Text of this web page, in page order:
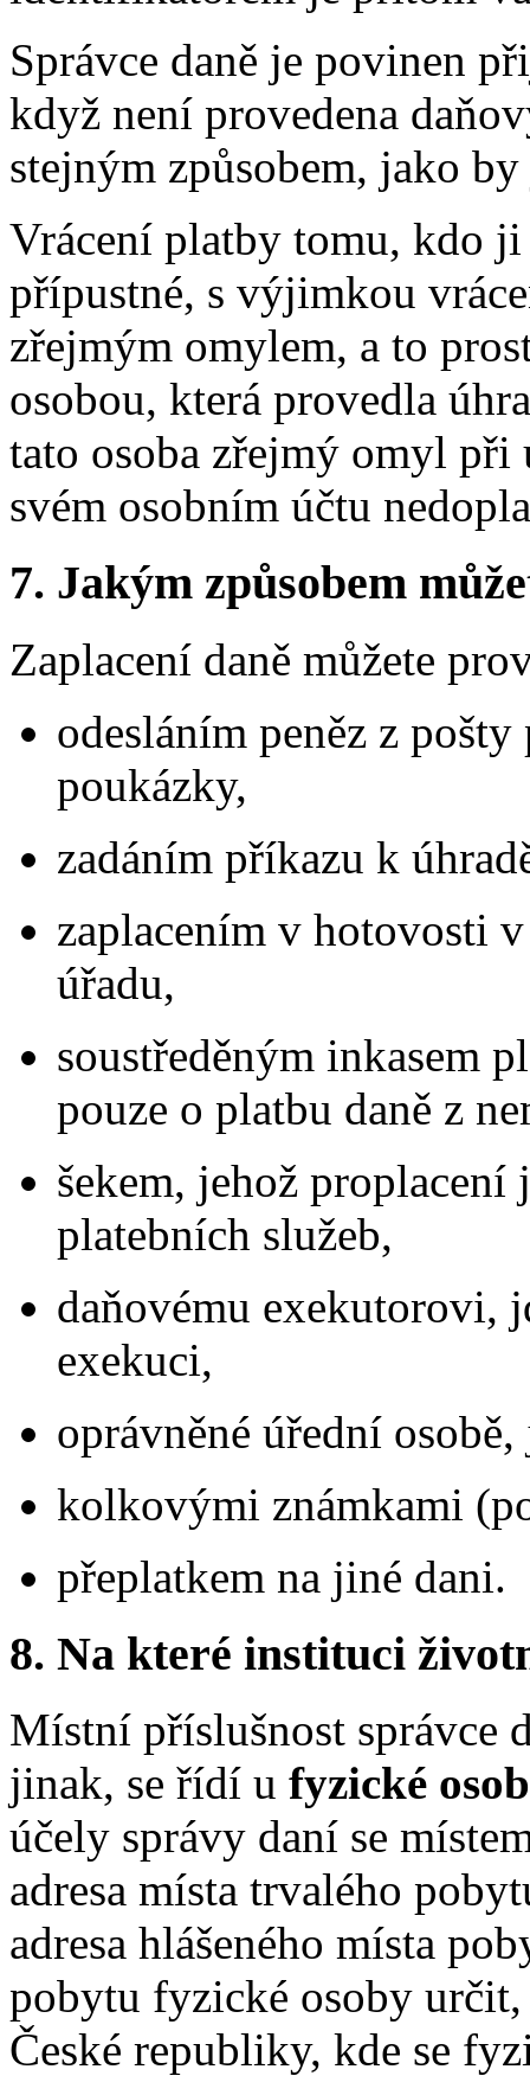
Správce daně je povinen
když není provedena
stejným způsobem, jako
Vrácení platby tomu, kdo
přípustné, s výjimkou
zřejmým omylem, a to
osobou, která provedla
tato osoba zřejmý omyl při
svém osobním účtu
7. Jakým způsobem
Zaplacení daně můžete
odesláním peněz z
poukázky,
zadáním příkazu k
zaplacením v hotovosti
úřadu,
soustředěným inkasem
pouze o platbu daně z
šekem, jehož
platebních služeb,
daňovému exekutorovi,
exekuci,
oprávněné úřední
kolkovými známkami
přeplatkem na jiné dani.
8. Na které instituci
Místní příslušnost správce
jinak, se řídí u fyzické
účely správy daní se
adresa místa trvalého
adresa hlášeného místa
pobytu fyzické osoby
České republiky, kde se